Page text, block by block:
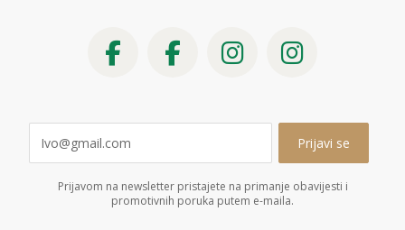
Prijavom na newsletter pristajete na primanje obavijesti i
promotivnih poruka putem e-maila.